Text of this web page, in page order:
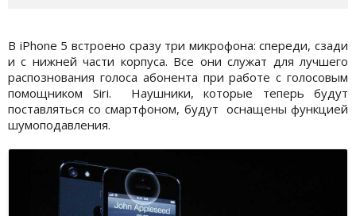
В iPhone 5 встроено сразу три микрофона: спереди, сзади
и с нижней части корпуса. Все они служат для лучшего
распознования голоса абонента при работе с голосовым
помощником Siri. Наушники, которые теперь будут
поставляться со смартфоном, будут оснащены функцией
шумоподавления.